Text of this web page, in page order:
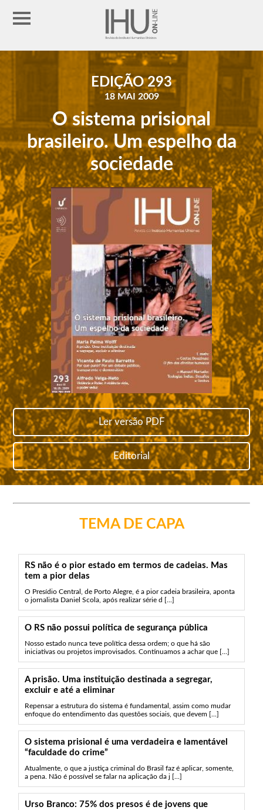
EDIÇÃO 293
18 MAI 2009
O sistema prisional
brasileiro. Um espelho da
sociedade
Ler versão PDF
Editorial
TEMA DE CAPA
RS não é o pior estado em termos de cadeias. Mas
tem a pior delas
O Presídio Central, de Porto Alegre, é a pior cadeia brasileira, aponta
o jornalista Daniel Scola, após realizar série d [...]
O RS não possui política de segurança pública
Nosso estado nunca teve política dessa ordem; o que há são
iniciativas ou projetos improvisados. Continuamos a achar que [...]
A prisão. Uma instituição destinada a segregar,
excluir e até a eliminar
Repensar a estrutura do sistema é fundamental, assim como mudar
enfoque do entendimento das questões sociais, que devem [...]
O sistema prisional é uma verdadeira e lamentável
“faculdade do crime”
Atualmente, o que a justiça criminal do Brasil faz é aplicar, somente,
a pena. Não é possível se falar na aplicação da j [...]
Urso Branco: 75% dos presos é de jovens que